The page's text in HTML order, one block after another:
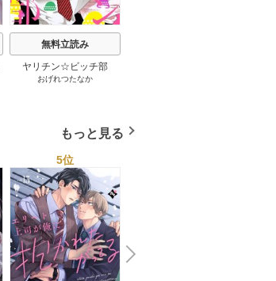
無料立読み
ヤリチン☆ビッチ部
おげれつたなか
もっと見る
5位
N
e
x
t